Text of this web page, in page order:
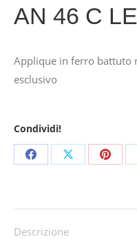
AN 46 C
Applique in ferro battuto
esclusivo
Condividi!
Share
Facebook
Share
X
Share
Descrizione